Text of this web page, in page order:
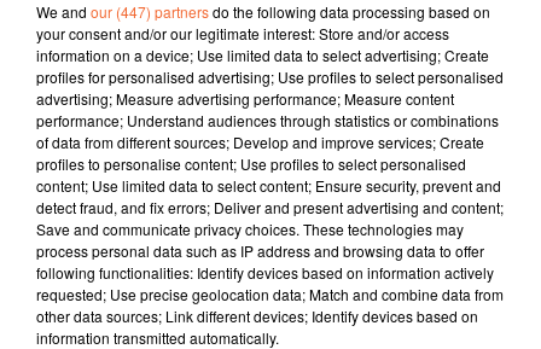
3 juillet 2024 - 15 min 6 sec
JOURNAL DU MERCREDI 03 JUILLET (SOIR)
Fabien Gazeau
L'info près de chez vous
Présenté par Fabien Gazeau
- La ligne ferroviaire entre Thouars et la Roche sur Yon
va être rénovée.
- L’inauguration ce mercredi du parc éolien de St Aubin
de Baubigné
We and our (447) partnersdo the following data processing based on
your consent and/or our legitimate interest: Store and/or access
information on a device; Use limited data to select advertising; Create
profiles for personalised advertising; Use profiles to select personalised
advertising; Measure advertising performance; Measure content
performance; Understand audiences through statistics or combinations
of data from different sources; Develop and improve services; Create
profiles to personalise content; Use profiles to select personalised
content; Use limited data to select content; Ensure security, prevent and
detect fraud, and fix errors; Deliver and present advertising and content;
Save and communicate privacy choices. These technologies may
process personal data such as IP address and browsing data to offer
following functionalities: Identify devices based on information actively
requested; Use precise geolocation data; Match and combine data from
other data sources; Link different devices; Identify devices based on
information transmitted automatically.